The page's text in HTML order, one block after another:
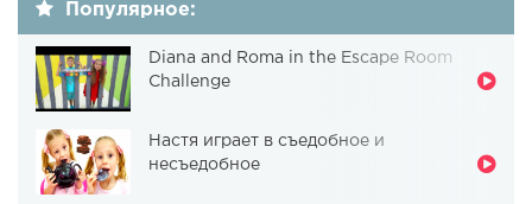
Популярное:
Diana and Roma in the Escape Room
Challenge
Настя играет в съедобное и
несъедобное